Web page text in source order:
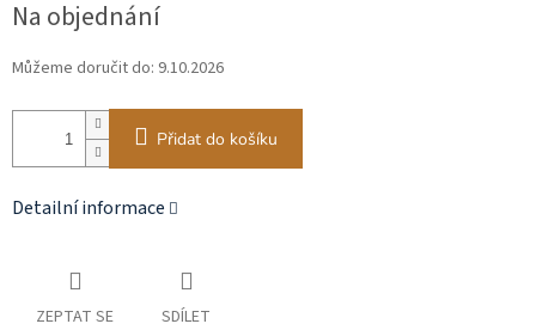
cena:
Na objednání
Můžeme doručit do: 9.10.2026
Přidat do košíku
Detailní informace
ZEPTAT SE SDÍLET